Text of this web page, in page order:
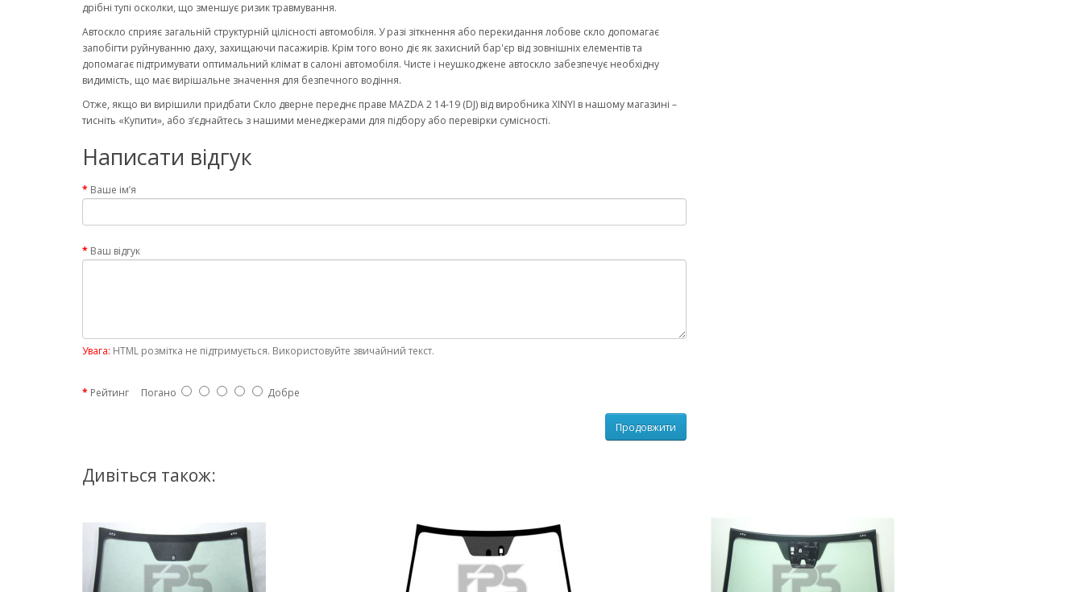
дрібні тупі осколки, що зменшує ризик травмування.
Автоскло сприяє загальній структурній цілісності автомобіля. У разі зіткнення або перекидання лобове скло допомагає
запобігти руйнуванню даху, захищаючи пасажирів. Крім того воно діє як захисний бар'єр від зовнішніх елементів та
допомагає підтримувати оптимальний клімат в салоні автомобіля. Чисте і неушкоджене автоскло забезпечує необхідну
видимість, що має вирішальне значення для безпечного водіння.
Отже, якщо ви вирішили придбати Скло дверне переднє праве MAZDA 2 14-19 (DJ) від виробника XINYI в нашому магазині –
тисніть «Купити», або з’єднайтесь з нашими менеджерами для підбору або перевірки сумісності.
Написати відгук
Ваше ім’я
Ваш відгук
Увага: HTML розмітка не підтримується. Використовуйте звичайний текст.
Рейтинг Погано Добре
Продовжити
Дивіться також: